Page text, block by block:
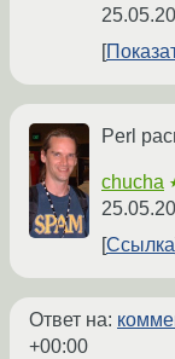
Perl
chucha
Ссылка
Ответ на:
+00:00